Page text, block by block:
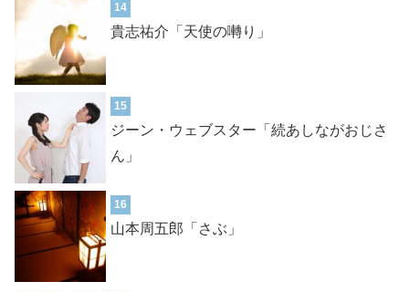
14
貴志祐介「天使の囀り」
15
ジーン・ウェブスター「続あしながおじさ
ん」
16
山本周五郎「さぶ」